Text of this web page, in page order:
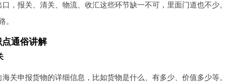
口，报关、清关、物流、收汇这些环节缺一不可，里面门道也不少
。
通俗讲解
关申报货物的详细信息，比如货物是什么、有多少、价值多少等